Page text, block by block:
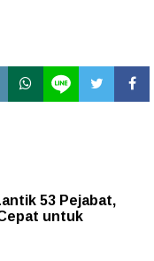
53 Pejabat,
untuk